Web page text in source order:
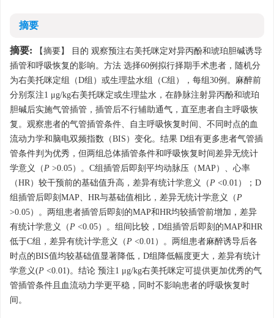
摘要
摘要: 【摘要】 目的 观察预注右美托咪定对异丙酚和琥珀胆碱诱导
插管和呼吸恢复的影响。方法 选择60例拟行择期手术患者，随机分
为右美托咪定组（D组）或生理盐水组（C组），每组30例。麻醉前
分别泵注1 μg/kg右美托咪定或生理盐水，在静脉注射异丙酚和琥珀
胆碱后实施气管插管，插管后不行辅助通气，直至患者自主呼吸恢
复。观察患者的气管插管条件、自主呼吸恢复时间、不同时点的血
流动力学和脑电双频指数（BIS）变化。结果 D组有更多患者气管插
管条件判为优秀，但两组总体插管条件和呼吸恢复时间差异无统计
学意义（P >0.05）。C组插管后即刻平均动脉压（MAP）、心率
（HR）较干预前的基础值升高，差异有统计学意义（P <0.01）；D
组插管后即刻MAP、HR与基础值相比，差异无统计学意义（P
>0.05）。两组患者插管后即刻的MAP和HR均较插管前增加，差异
有统计学意义（P <0.05）。组间比较，D组插管后即刻的MAP和HR
低于C组，差异有统计学意义（P <0.01）。两组患者麻醉诱导后各
时点的BIS值均较基础值显著降低，D组降低幅度更大，差异有统计
学意义(P <0.01)。结论 预注1 μg/kg右美托咪定可提供更加优秀的气
管插管条件且血流动力学更平稳，同时不影响患者的呼吸恢复时
间。